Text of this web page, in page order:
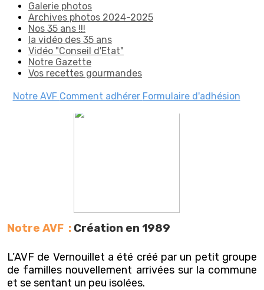
Galerie photos
Archives photos 2024-2025
Nos 35 ans !!!
la vidéo des 35 ans
Vidéo "Conseil d'Etat"
Notre Gazette
Vos recettes gourmandes
Notre AVF Comment adhérer Formulaire d'adhésion
Notre AVF : Création en 1989
L’AVF de Vernouillet a été créé par un petit groupe
de familles nouvellement arrivées sur la commune
et se sentant un peu isolées.